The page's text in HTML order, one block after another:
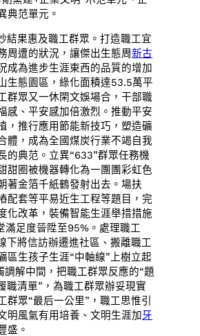
典范單元。
結果惠及職工群眾。打造職工宜
周遭的狀況，讓傑出生態周新古
成為進步生涯東西的品質的增加
生態園區，綠化面積達53.5萬平
群眾又一休閑文娛場合，干部職
感、平安感加倍激烈。推動平安
，推行應用節能新技巧，塑造礦
體，成為全國煤炭行業不竭自我
的典范。立異“633”群眾任務機
甜圈被機器轉化為一團團彩虹色
著金箔千紙鶴發射出去。場扶
配套等平易近生工程等題目，完
化改革，裝備智能生涯舉措措施
滿足度晉陞至95%。處理職工
下將信訪辦遷進社區、搬離職工
區生孩子生涯“中軸線”上樹立起
調解中間，把職工群眾反應的“題
職清單”，為職工群眾辦妥現實
群眾“最后一公里”，職工思惟引
明風氣有用培養、文明生涯加牙
盛。